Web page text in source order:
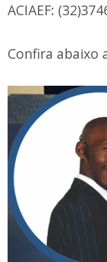
ACIAEF:
Confira abaixo